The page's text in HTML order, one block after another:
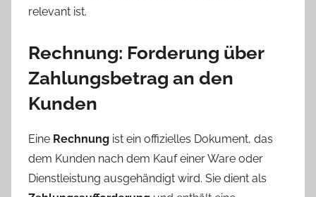
M
a
i
2
0
relevant ist.
Rechnung: Forderung über
Zahlungsbetrag an den
Kunden
Eine Rechnung ist ein offizielles Dokument, das
dem Kunden nach dem Kauf einer Ware oder
Dienstleistung ausgehändigt wird. Sie dient als